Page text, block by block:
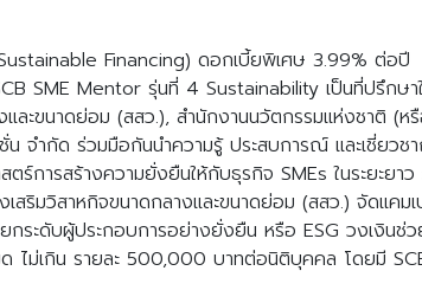
Financing) ดอกเบี้ยพิเศษ 3.99% ต่อปี
SME Mentor รุ่นที่ 4 Sustainability เป็นที่ปรึกษา
ละขนาดย่อม (สสว.), สำนักงานนวัตกรรมแห่งชาติ (
จำกัด ร่วมมือกันนำความรู้ ประสบการณ์ และเชี่ยวช
ร์การสร้างความยั่งยืนให้กับธุรกิจ SMEs ในระยะย
สริมวิสาหกิจขนาดกลางและขนาดย่อม (สสว.) จัดแค
ะดับผู้ประกอบการอย่างยั่งยืน หรือ ESG วงเงินช่ว
ม่เกิน รายละ 500,000 บาทต่อนิติบุคคล โดยมี